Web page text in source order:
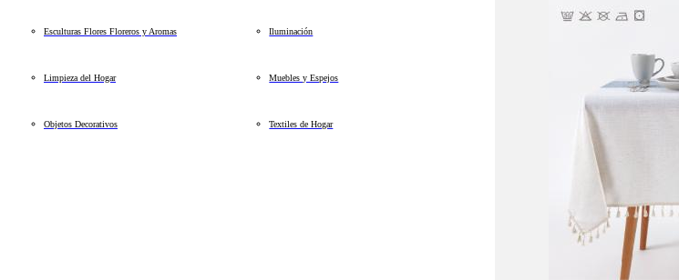
Esculturas Flores Floreros y Aromas Iluminación
Limpieza del Hogar Muebles y Espejos
Objetos Decorativos Textiles de Hogar